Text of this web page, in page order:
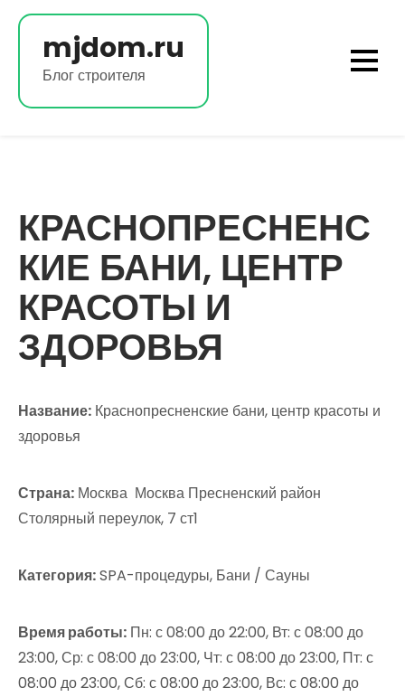
Перейти
содержимомуmjdom.ru
Блог строителя
КРАСНОПРЕСНЕНС
КИЕ БАНИ, ЦЕНТР
КРАСОТЫ И
ЗДОРОВЬЯ
Название: Краснопресненские бани, центр красоты и
здоровья
Страна: Москва Москва Пресненский район
Столярный переулок, 7 ст1
Категория:SPA-процедуры, Бани / Сауны
Время работы: Пн: с 08:00 до 22:00, Вт: с 08:00 до
23:00, Ср: с 08:00 до 23:00, Чт: с 08:00 до 23:00, Пт: с
08:00 до 23:00, Сб: с 08:00 до 23:00, Вс: с 08:00 до